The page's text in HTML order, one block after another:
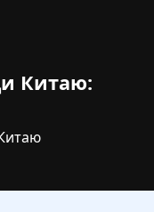
Китаю: